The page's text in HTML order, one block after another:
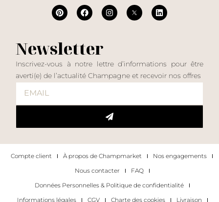
Newsletter
Inscrivez-vous à notre lettre d’informations pour être
averti(e) de l’actualité Champagne et recevoir nos offres
Compte client À propos de Champmarket
Nos engagements
Nous contacter
FAQ
Données Personnelles & Politique de confidentialité
Informations légales
CGV Charte des cookies Livraison